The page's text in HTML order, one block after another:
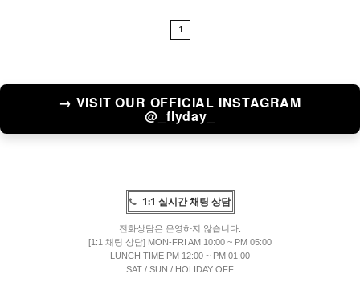
1
→ VISIT OUR OFFICIAL INSTAGRAM
@_flyday_
1:1 실시간 채팅 상담
전화상담은 운영하지 않습니다.
[1:1 채팅 상담] MON-FRI AM 10:00 ~ PM 05:00
LUNCH TIME PM 12:00 ~ PM 01:00
SAT / SUN / HOLIDAY OFF